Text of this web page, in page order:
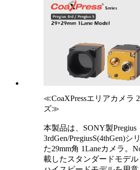
≪CoaXPressエリアカメラ
ズ≫
本製品は、SONY製Pregius
3rdGen/PregiusS(4thGen)
た29mm角 1Laneカメラ。
載したスタンダードモデル